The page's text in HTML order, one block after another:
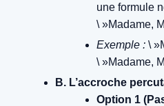
une formule
\ »Madame,
Exemple : \
\ »Madame,
B. L’accroche
Option 1